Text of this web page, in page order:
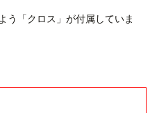
う「クロス」が付属していま